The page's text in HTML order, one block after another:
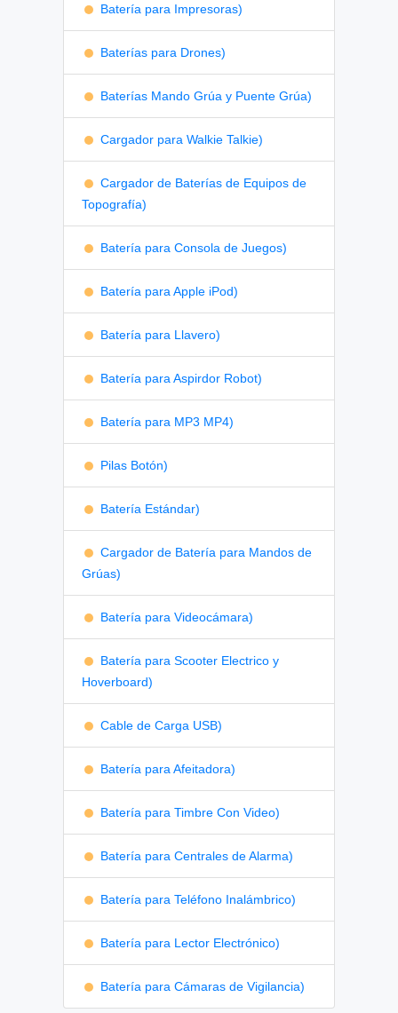
Batería para Impresoras)
Baterías para Drones)
Baterías Mando Grúa y Puente Grúa)
Cargador para Walkie Talkie)
Cargador de Baterías de Equipos de
Topografía)
Batería para Consola de Juegos)
Batería para Apple iPod)
Batería para Llavero)
Batería para Aspirdor Robot)
Batería para MP3 MP4)
Pilas Botón)
Batería Estándar)
Cargador de Batería para Mandos de
Grúas)
Batería para Videocámara)
Batería para Scooter Electrico y
Hoverboard)
Cable de Carga USB)
Batería para Afeitadora)
Batería para Timbre Con Video)
Batería para Centrales de Alarma)
Batería para Teléfono Inalámbrico)
Batería para Lector Electrónico)
Batería para Cámaras de Vigilancia)